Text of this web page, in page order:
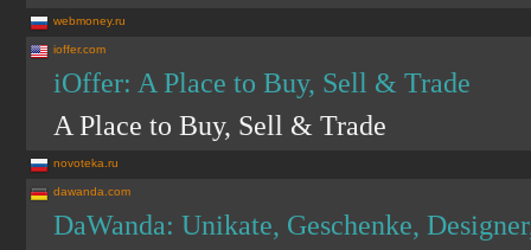
webmoney.ru
ioffer.com
iOffer: A Place to Buy, Sell & Trade
A Place to Buy, Sell & Trade
novoteka.ru
dawanda.com
DaWanda: Unikate, Geschenke,